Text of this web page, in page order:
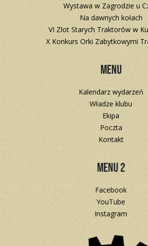
Wystawa w Zagrodzie u
Na dawnych kołach
VI Zlot Starych Traktorów w
X Konkurs Orki Zabytkowymi
Menu
Kalendarz wydarzeń
Władze klubu
Ekipa
Poczta
Kontakt
Menu 2
Facebook
YouTube
Instagram